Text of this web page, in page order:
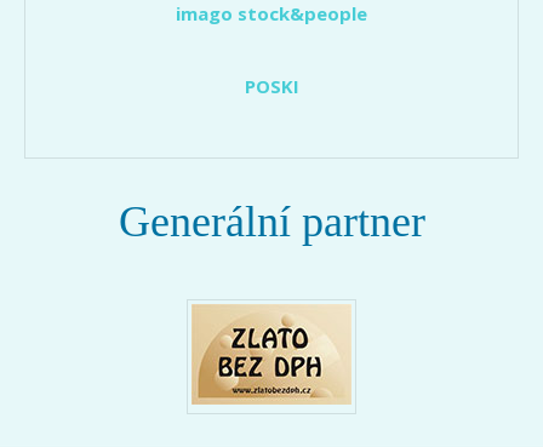
imago stock&people
POSKI
Generální partner